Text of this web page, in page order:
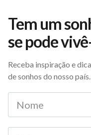
Tem um
se pode
Receba inspiração e
de sonhos do nosso país.